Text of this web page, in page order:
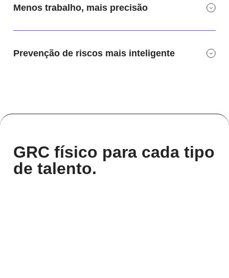
Menos trabalho, mais precisão
Prevenção de riscos mais inteligente
GRC físico para cada tipo
de talento.